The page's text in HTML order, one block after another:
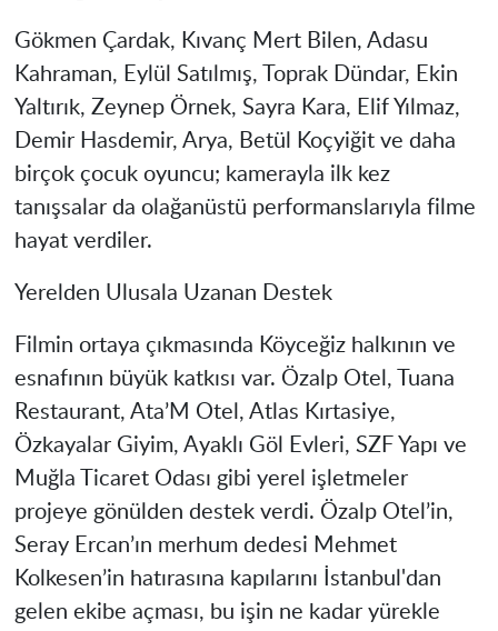
Gökmen Çardak, Kıvanç Mert Bilen, Adasu
Kahraman, Eylül Satılmış, Toprak Dündar, Ekin
Yaltırık, Zeynep Örnek, Sayra Kara, Elif Yılmaz,
Demir Hasdemir, Arya, Betül Koçyiğit ve daha
birçok çocuk oyuncu; kamerayla ilk kez
tanışsalar da olağanüstü performanslarıyla filme
hayat verdiler.
Yerelden Ulusala Uzanan Destek
Filmin ortaya çıkmasında Köyceğiz halkının ve
esnafının büyük katkısı var. Özalp Otel, Tuana
Restaurant, Ata’M Otel, Atlas Kırtasiye,
Özkayalar Giyim, Ayaklı Göl Evleri, SZF Yapı ve
Muğla Ticaret Odası gibi yerel işletmeler
projeye gönülden destek verdi. Özalp Otel’in,
Seray Ercan’ın merhum dedesi Mehmet
Kolkesen’in hatırasına kapılarını İstanbul'dan
gelen ekibe açması, bu işin ne kadar yürekle